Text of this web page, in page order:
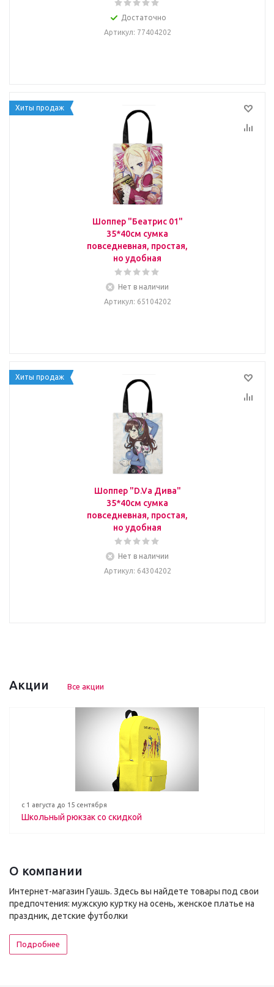
Достаточно
Артикул: 77404202
Хиты продаж
Шоппер "Беатрис 01"
35*40см сумка
повседневная, простая,
но удобная
Нет в наличии
Артикул: 65104202
Хиты продаж
Шоппер "D.Va Дива"
35*40см сумка
повседневная, простая,
но удобная
Нет в наличии
Артикул: 64304202
Акции Все акции
с 1 августа до 15 сентября
Школьный рюкзак со скидкой
О компании
Интернет-магазин Гуашь. Здесь вы найдете товары под свои
предпочтения: мужскую куртку на осень, женское платье на
праздник, детские футболки
Подробнее